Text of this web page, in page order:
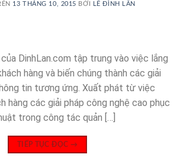
13 THÁNG 10, 2015 BỞI LÊ ĐÌNH LÂN
DinhLan.com tập trung vào việc lắng
hàng và biến chúng thành các giải
tin tương ứng. Xuất phát từ việc
hàng các giải pháp công nghệ cao phục
trong công tác quản […]
TIẾP TỤC ĐỌC →